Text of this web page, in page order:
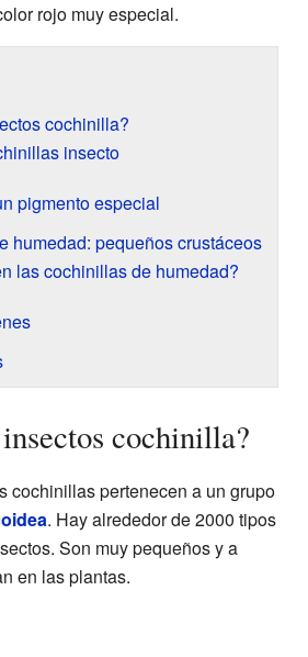
rojo muy especial.
cochinilla?
insecto
pigmento especial
humedad: pequeños crustáceos
las cochinillas de humedad?
cochinilla?
cochinillas pertenecen a un grupo
. Hay alrededor de 2000 tipos
Son muy pequeños y a
en las plantas.